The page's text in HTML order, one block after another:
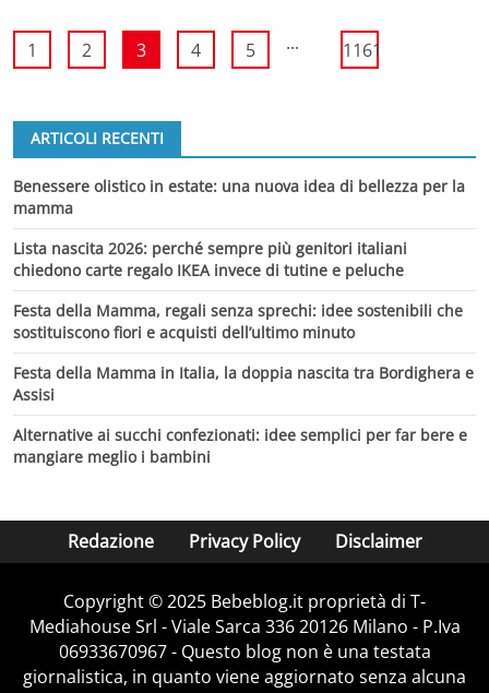
1 2 3 4 5 ... 1161
ARTICOLI RECENTI
Benessere olistico in estate: una nuova idea di bellezza per la
mamma
Lista nascita 2026: perché sempre più genitori italiani
chiedono carte regalo IKEA invece di tutine e peluche
Festa della Mamma, regali senza sprechi: idee sostenibili che
sostituiscono fiori e acquisti dell’ultimo minuto
Festa della Mamma in Italia, la doppia nascita tra Bordighera e
Assisi
Alternative ai succhi confezionati: idee semplici per far bere e
mangiare meglio i bambini
Redazione Privacy Policy Disclaimer
Copyright © 2025 Bebeblog.it proprietà di T-
Mediahouse Srl - Viale Sarca 336 20126 Milano - P.Iva
06933670967 - Questo blog non è una testata
giornalistica, in quanto viene aggiornato senza alcuna